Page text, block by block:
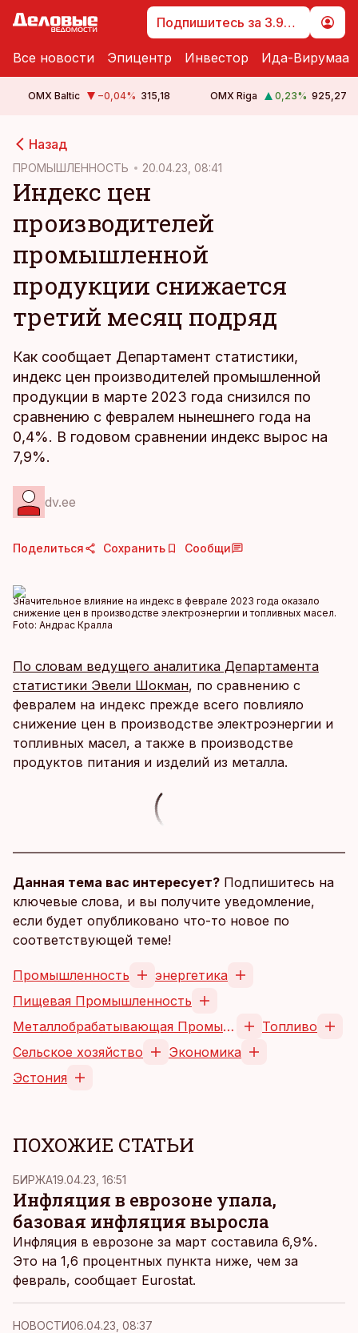
Подпишитесь за 3.99 €
Все новости Эпицентр Инвестор Ида-Вирумаа
OMX Baltic −0,04% 315,18 OMX Riga 0,23% 925,27
Назад
ПРОМЫШЛЕННОСТЬ 20.04.23, 08:41
Индекс цен
производителей
промышленной
продукции снижается
третий месяц подряд
Как сообщает Департамент статистики,
индекс цен производителей промышленной
продукции в марте 2023 года снизился по
сравнению с февралем нынешнего года на
0,4%. В годовом сравнении индекс вырос на
7,9%.
dv.ee
Поделиться Сохранить Сообщи
Значительное влияние на индекс в феврале 2023 года оказало
снижение цен в производстве электроэнергии и топливных масел.
Foto: Андрас Кралла
По словам ведущего аналитика Департамента
статистики Эвели Шокман, по сравнению с
февралем на индекс прежде всего повлияло
снижение цен в производстве электроэнергии и
топливных масел, а также в производстве
продуктов питания и изделий из металла.
Данная тема вас интересует? Подпишитесь на
ключевые слова, и вы получите уведомление,
если будет опубликовано что-то новое по
соответствующей теме!
Промышленность
энергетика
Пищевая Промышленность
Металлобрабатывающая Промышленность
Топливо
Сельское хозяйство
Экономика
Эстония
ПОХОЖИЕ СТАТЬИ
БИРЖА19.04.23, 16:51
Инфляция в еврозоне упала,
базовая инфляция выросла
Инфляция в еврозоне за март составила 6,9%.
Это на 1,6 процентных пункта ниже, чем за
февраль, сообщает Eurostat.
НОВОСТИ06.04.23, 08:37